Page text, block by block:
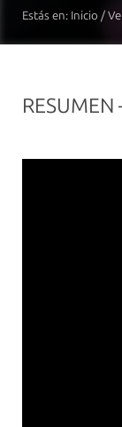
Estás en: Inicio /
RESUMEN